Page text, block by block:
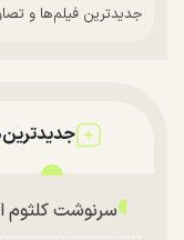
جدیدترین فیلم‌ها و
سرنوشت کلثوم